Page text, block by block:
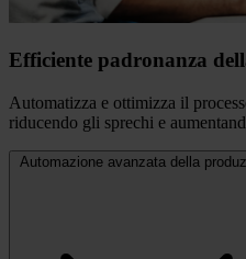
Efficiente padronanza
Automatizza e ottimizza il
riducendo gli sprechi e
Automazione avanzata della